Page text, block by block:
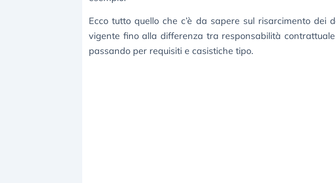
Ecco tutto quello che c’è da sapere sul risarcimento dei
vigente fino alla differenza tra responsabilità
passando per requisiti e casistiche tipo.